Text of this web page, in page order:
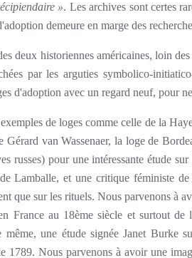
». Les archives sont certes
demeure en marge des
deux historiennes américaines, loin
par les arguties symbolico-
d'adoption avec un regard neuf, pour
de loges comme celle de la
Gérard van Wassenaer, la loge de
russes) pour une intéressante étude
Lamballe, et une critique féministe
que sur les rituels. Nous parvenons à
France au 18ème siècle et surtout
même, une étude signée Janet Burke
1789. Nous parvenons à avoir une